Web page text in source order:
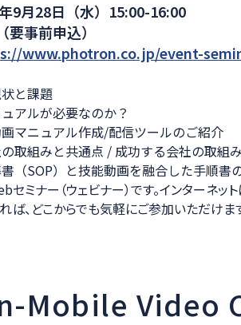
月28日（水）15:00-16:00
事前申込）
www.photron.co.jp/event-
と課題
アルが必要なのか？
マニュアル作成/配信ツールのご紹介
組みと共通点 / 成功する会社の取組
SOP）と技能動画を融合した手順書
セミナー（ウェビナー）です。インターネッ
ば、どこからでも気軽にご参加いただけま
Mobile Video